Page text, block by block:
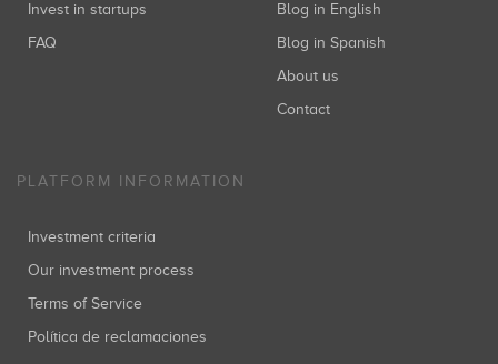
Invest in startups
FAQ
Blog in English
Blog in Spanish
About us
Contact
PLATFORM INFORMATION
Investment criteria
Our investment process
Terms of Service
Política de reclamaciones